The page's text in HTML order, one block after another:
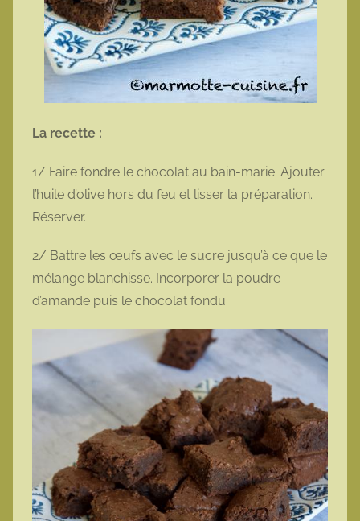
La recette :
1/ Faire fondre le chocolat au bain-marie. Ajouter
l’huile d’olive hors du feu et lisser la préparation.
Réserver.
2/ Battre les œufs avec le sucre jusqu’à ce que le
mélange blanchisse. Incorporer la poudre
d’amande puis le chocolat fondu.